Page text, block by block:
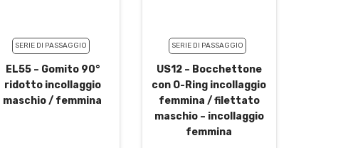
SERIE DI PASSAGGIO
EL55 – Gomito 90°
ridotto incollaggio
maschio / femmina
SERIE DI PASSAGGIO
US12 – Bocchettone
con O-Ring incollaggio
femmina / filettato
maschio – incollaggio
femmina